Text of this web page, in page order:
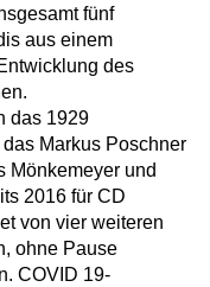
fünf
aus einem
des
das 1929
Markus Poschner
Mönkemeyer und
2016 für CD
von vier weiteren
ohne Pause
COVID 19-